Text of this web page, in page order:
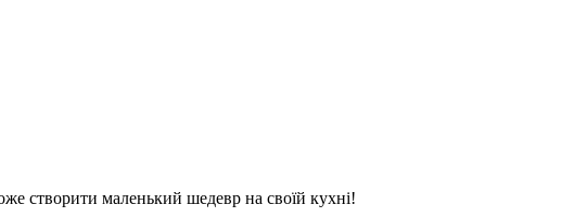
створити маленький шедевр на своїй кухні!